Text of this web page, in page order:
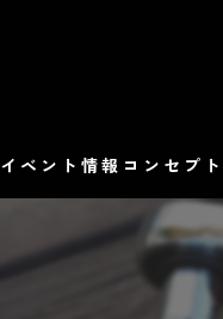
イベント情報 コンセプト